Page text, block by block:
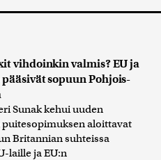
vihdoinkin valmis? EU ja
sopuun Pohjois-
Sunak kehui uuden
aloittavat
Britannian suhteissa
laille ja EU:n